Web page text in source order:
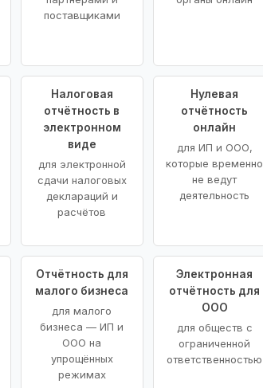
поставщиками
Налоговая
отчётность в
электронном
виде
для электронной
сдачи налоговых
деклараций и
расчётов
Нулевая
отчётность
онлайн
для ИП и ООО,
которые временно
не ведут
деятельность
Отчётность для
малого бизнеса
для малого
бизнеса — ИП и
ООО на
упрощённых
режимах
Электронная
отчётность для
ООО
для обществ с
ограниченной
ответственностью